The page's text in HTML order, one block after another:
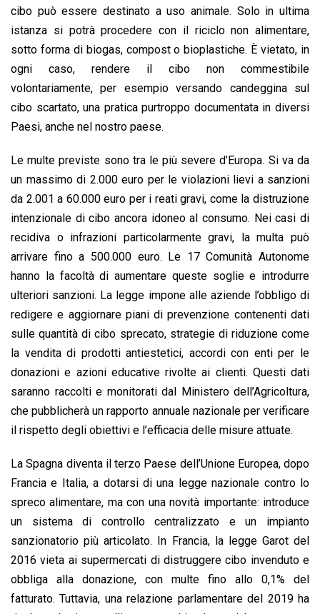
cibo può essere destinato a uso animale. Solo in ultima
istanza si potrà procedere con il riciclo non alimentare,
sotto forma di biogas, compost o bioplastiche. È vietato, in
ogni caso, rendere il cibo non commestibile
volontariamente, per esempio versando candeggina sul
cibo scartato, una pratica purtroppo documentata in diversi
Paesi, anche nel nostro paese.
Le multe previste sono tra le più severe d’Europa. Si va da
un massimo di 2.000 euro per le violazioni lievi a sanzioni
da 2.001 a 60.000 euro per i reati gravi, come la distruzione
intenzionale di cibo ancora idoneo al consumo. Nei casi di
recidiva o infrazioni particolarmente gravi, la multa può
arrivare fino a 500.000 euro. Le 17 Comunità Autonome
hanno la facoltà di aumentare queste soglie e introdurre
ulteriori sanzioni. La legge impone alle aziende l’obbligo di
redigere e aggiornare piani di prevenzione contenenti dati
sulle quantità di cibo sprecato, strategie di riduzione come
la vendita di prodotti antiestetici, accordi con enti per le
donazioni e azioni educative rivolte ai clienti. Questi dati
saranno raccolti e monitorati dal Ministero dell’Agricoltura,
che pubblicherà un rapporto annuale nazionale per verificare
il rispetto degli obiettivi e l’efficacia delle misure attuate.
La Spagna diventa il terzo Paese dell’Unione Europea, dopo
Francia e Italia, a dotarsi di una legge nazionale contro lo
spreco alimentare, ma con una novità importante: introduce
un sistema di controllo centralizzato e un impianto
sanzionatorio più articolato. In Francia, la legge Garot del
2016 vieta ai supermercati di distruggere cibo invenduto e
obbliga alla donazione, con multe fino allo 0,1% del
fatturato. Tuttavia, una relazione parlamentare del 2019 ha